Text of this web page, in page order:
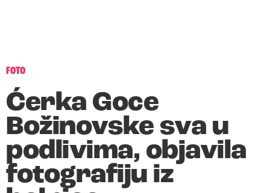
FOTO
Ćerka Goce
Božinovske sva u
podlivima, objavila
fotografiju iz